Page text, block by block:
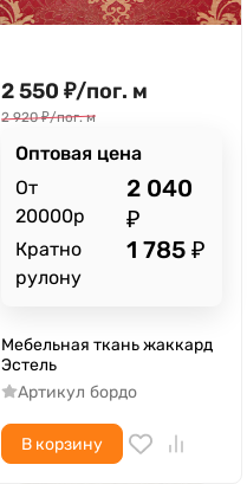
2 550 ₽/пог. м
2 920 ₽/пог. м
Оптовая цена
От
20000р
2 040
₽
Кратно
рулону
1 785 ₽
Мебельная ткань жаккард
Эстель
Артикул бордо
В корзину